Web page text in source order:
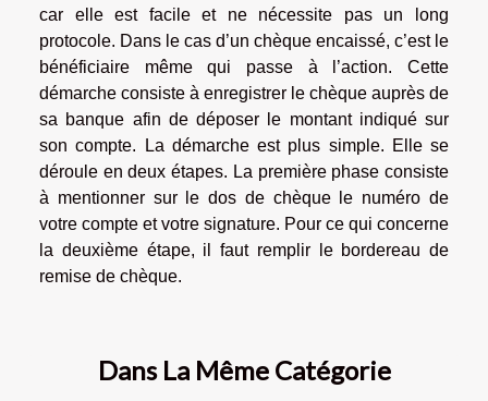
car elle est facile et ne nécessite pas un long
protocole. Dans le cas d’un chèque encaissé, c’est le
bénéficiaire même qui passe à l’action. Cette
démarche consiste à enregistrer le chèque auprès de
sa banque afin de déposer le montant indiqué sur
son compte. La démarche est plus simple. Elle se
déroule en deux étapes. La première phase consiste
à mentionner sur le dos de chèque le numéro de
votre compte et votre signature. Pour ce qui concerne
la deuxième étape, il faut remplir le bordereau de
remise de chèque.
Dans La Même Catégorie